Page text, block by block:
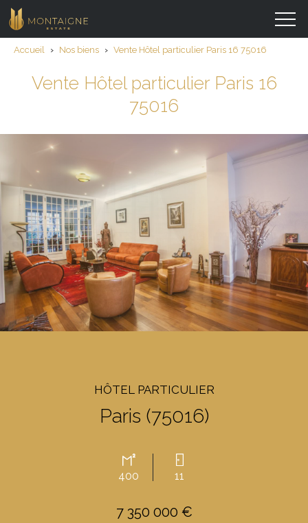
HÔTEL PARTICULIER
Paris (75016)
400 11
7 350 000 €
Accueil › Nos biens › Vente Hôtel particulier Paris 16 75016
Vente Hôtel particulier Paris 16
75016